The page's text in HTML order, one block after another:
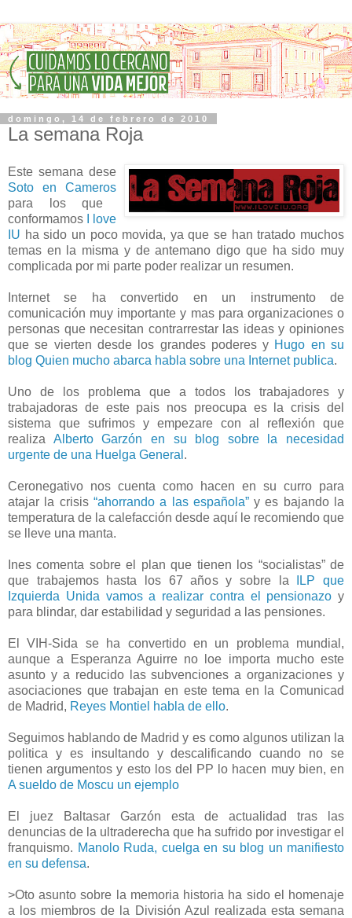
domingo, 14 de febrero de 2010
La semana Roja
Este semana dese
Soto en Cameros
para los que
conformamos
I love
IU ha sido un poco movida, ya que se han tratado muchos
temas en la misma y de antemano digo que ha sido muy
complicada por mi parte poder realizar un resumen.
Internet se ha convertido en un instrumento de
comunicación muy importante y mas para organizaciones o
personas que necesitan contrarrestar las ideas y opiniones
que se vierten desde los grandes poderes y Hugo en su
blog Quien mucho abarca habla sobre una Internet publica.
Uno de los problema que a todos los trabajadores y
trabajadoras de este pais nos preocupa es la crisis del
sistema que sufrimos y empezare con al reflexión que
realiza Alberto Garzón en su blog sobre la necesidad
urgente de una Huelga General .
Ceronegativo nos cuenta como hacen en su curro para
atajar la crisis “ahorrando a las española”y es bajando la
temperatura de la calefacción desde aquí le recomiendo que
se lleve una manta.
Ines comenta sobre el plan que tienen los “socialistas” de
que trabajemos hasta los 67 años y sobre la
ILP que
Izquierda Unida vamos a realizar contra el pensionazo y
para blindar, dar estabilidad y seguridad a las pensiones.
El VIH-Sida se ha convertido en un problema mundial,
aunque a Esperanza Aguirre no loe importa mucho este
asunto y a reducido las subvenciones a organizaciones y
asociaciones que trabajan en este tema en la Comunicad
de Madrid, Reyes Montiel habla de ello.
Seguimos hablando de Madrid y es como algunos utilizan la
politica y es insultando y descalificando cuando no se
tienen argumentos y esto los del PP lo hacen muy bien, en
A sueldo de Moscu un ejemplo
El juez Baltasar Garzón esta de actualidad tras las
denuncias de la ultraderecha que ha sufrido por investigar el
franquismo. Manolo Ruda, cuelga en su blog un manifiesto
en su defensa.
>Oto asunto sobre la memoria historia ha sido el homenaje
a los miembros de la División Azul realizada esta semana